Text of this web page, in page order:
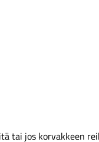
tai jos korvakkeen